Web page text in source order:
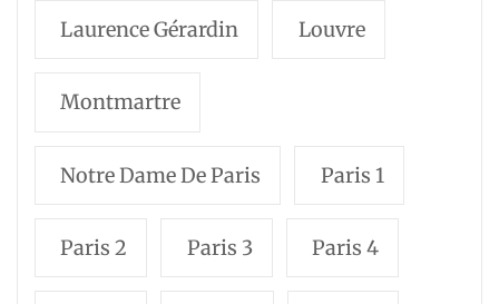
Laurence Gérardin Louvre
Montmartre
Notre Dame De Paris Paris 1
Paris 2 Paris 3 Paris 4